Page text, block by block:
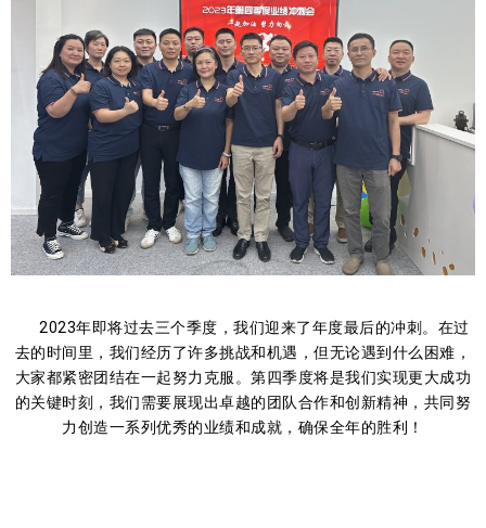
2023年即将过去三个季度，我们迎来了年度最后的冲刺。在过
去的时间里，我们经历了许多挑战和机遇，但无论遇到什么困难，
大家都紧密团结在一起努力克服。第四季度将是我们实现更大成功
的关键时刻，我们需要展现出卓越的团队合作和创新精神，共同努
力创造一系列优秀的业绩和成就，确保全年的胜利！